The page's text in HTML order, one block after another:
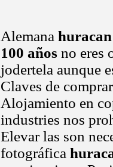
Alemana
100 años no eres
jodertela aunque
Claves de
Alojamiento en
industries nos
Elevar las son
fotográfica